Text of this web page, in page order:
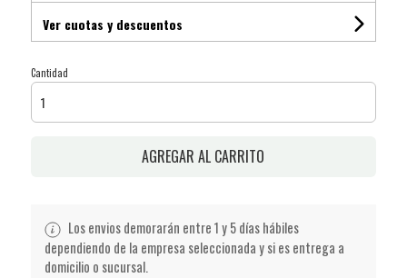
Ver cuotas y descuentos
Cantidad
AGREGAR AL CARRITO
Los envios demorarán entre 1 y 5 días hábiles
dependiendo de la empresa seleccionada y si es entrega a
domicilio o sucursal.